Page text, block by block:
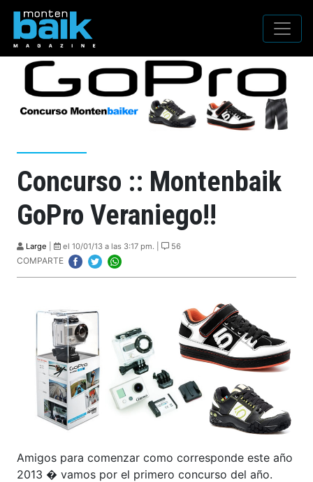
Concurso :: Montenbaik
GoPro Veraniego!!
Large el 10/01/13 a las 3:17 pm. | 56
COMPARTE
Amigos para comenzar como corresponde este año
2013 � vamos por el primero concurso del año.